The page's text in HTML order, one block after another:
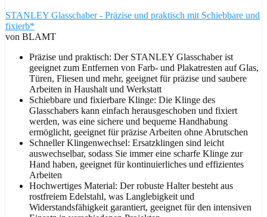
STANLEY Glasschaber - Präzise und praktisch mit Schiebbare und
fixierb*
von BLAMT
Präzise und praktisch: Der STANLEY Glasschaber ist
geeignet zum Entfernen von Farb- und Plakatresten auf Glas,
Türen, Fliesen und mehr, geeignet für präzise und saubere
Arbeiten in Haushalt und Werkstatt
Schiebbare und fixierbare Klinge: Die Klinge des
Glasschabers kann einfach herausgeschoben und fixiert
werden, was eine sichere und bequeme Handhabung
ermöglicht, geeignet für präzise Arbeiten ohne Abrutschen
Schneller Klingenwechsel: Ersatzklingen sind leicht
auswechselbar, sodass Sie immer eine scharfe Klinge zur
Hand haben, geeignet für kontinuierliches und effizientes
Arbeiten
Hochwertiges Material: Der robuste Halter besteht aus
rostfreiem Edelstahl, was Langlebigkeit und
Widerstandsfähigkeit garantiert, geeignet für den intensiven